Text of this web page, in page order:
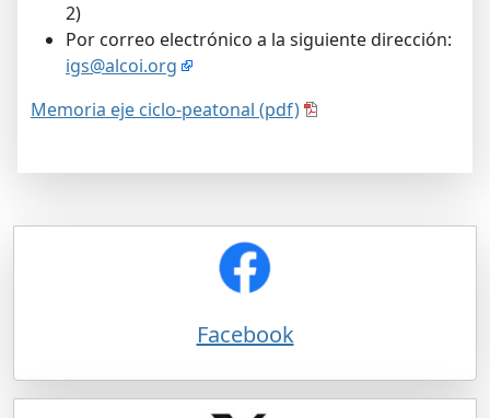
2)
Por correo electrónico a la siguiente dirección:
igs@alcoi.org
Memoria eje ciclo-peatonal (pdf)
Facebook